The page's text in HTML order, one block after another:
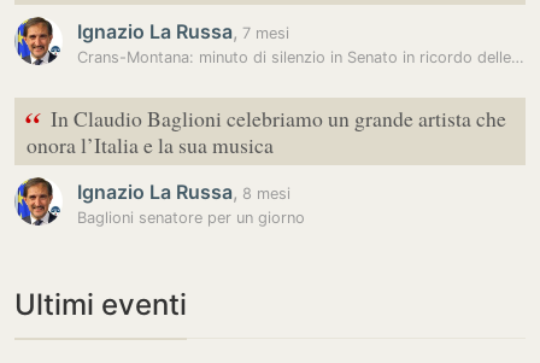
Ignazio La Russa, 7 mesi
Crans-Montana: minuto di silenzio in Senato in ricordo delle vittime
“ In Claudio Baglioni celebriamo un grande artista che
onora l’Italia e la sua musica
Ignazio La Russa, 8 mesi
Baglioni senatore per un giorno
Ultimi eventi